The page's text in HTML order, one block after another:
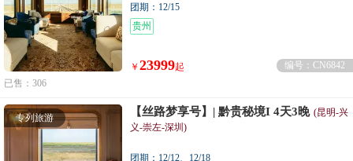
团期：12/15
贵州
￥ 23999起
编号：CN6842
已售：306
专列旅游 【丝路梦享号】| 黔贵秘境I 4天3晚 (昆明-兴
义-崇左-深圳)
团期：12/12、12/18